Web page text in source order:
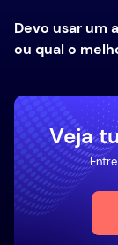
Devo usar um
ou qual o
Veja